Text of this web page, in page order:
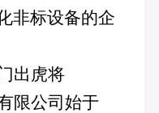
非标设备的企
出虎将
限公司始于